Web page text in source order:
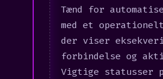
Tænd for
med et
der viser
forbindelse og
Vigtige statusser